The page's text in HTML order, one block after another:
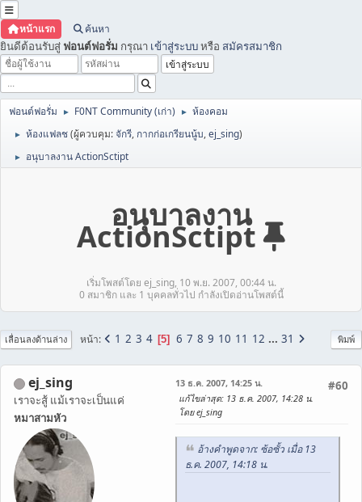
หน้าแรก ค้นหา
ยินดีต้อนรับสู่ ฟอนต์ฟอรั่ม กรุณา เข้าสู่ระบบหรือ สมัครสมาชิก
ฟอนต์ฟอรั่ม ► F0NT Community (เก่า) ► ห้องคอม
► ห้องแฟลช(ผู้ควบคุม:จักรี, กากก่อเกรียนนู้บ,ej_sing)
► อนุบาลงาน ActionSctipt
อนุบาลงาน
ActionSctipt
เริ่มโพสต์โดย ej_sing, 10 พ.ย. 2007, 00:44 น.
0 สมาชิก และ 1 บุคคลทั่วไป กำลังเปิดอ่านโพสต์นี้
พิมพ์
เลื่อนลงด้านล่าง หน้า 1 2 3 4 5 6 7 8 9 10 11 12 ... 31
ej_sing
เราจะสู้ แม้เราจะเป็นแค่
หมาสามหัว
#60
13 ธ.ค. 2007, 14:25 น.
แก้ไขล่าสุด: 13 ธ.ค. 2007, 14:28 น.
โดย ej_sing
อ้างคำพูดจาก: ซ้อซั้ว เมื่อ 13
ธ.ค. 2007, 14:18 น.